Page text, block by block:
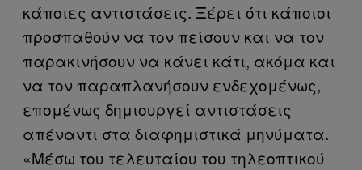
κάποιες αντιστάσεις. Ξέρει ότι κάποιοι
προσπαθούν να τον πείσουν και να τον
παρακινήσουν να κάνει κάτι, ακόμα και
να τον παραπλανήσουν ενδεχομένως,
επομένως δημιουργεί αντιστάσεις
απέναντι στα διαφημιστικά μηνύματα.
«Μέσω του τελευταίου του τηλεοπτικού